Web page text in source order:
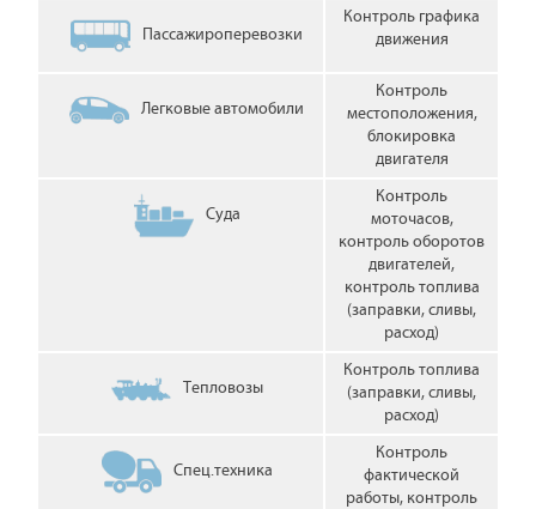
Пассажироперевозки
Контроль графика
движения
Легковые автомобили
Контроль
местоположения,
блокировка
двигателя
Суда
Контроль
моточасов,
контроль оборотов
двигателей,
контроль топлива
(заправки, сливы,
расход)
Тепловозы
Контроль топлива
(заправки, сливы,
расход)
Спец.техника
Контроль
фактической
работы, контроль